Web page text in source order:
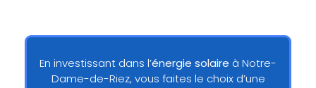
En investissant dans l’énergie solaire à Notre-
Dame-de-Riez, vous faites le choix d’une